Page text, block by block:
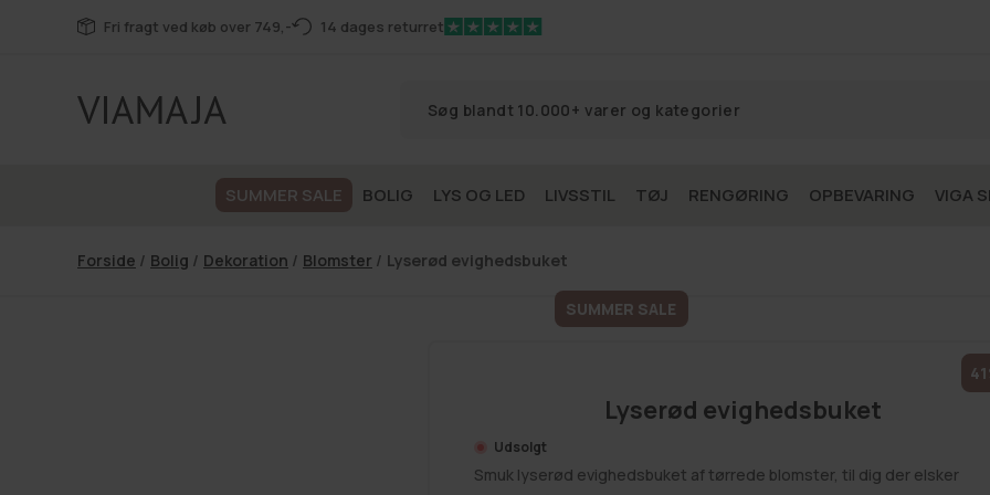
indhold Fri fragt ved køb over 749,- 14 dages returret
SUMMER SALE BOLIG LYS OG LED LIVSSTIL TØJ RENGØRING OPBEVARING VIGA
Forside / Bolig / Dekoration / Blomster / Lyserød evighedsbuket
SUMMER SALE
Lyserød evighedsbuket
Udsolgt
Smuk lyserød evighedsbuket af tørrede blomster, til dig der elsker